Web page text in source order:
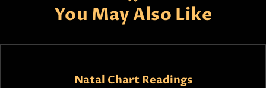
You May Also Like
Natal Chart Readings